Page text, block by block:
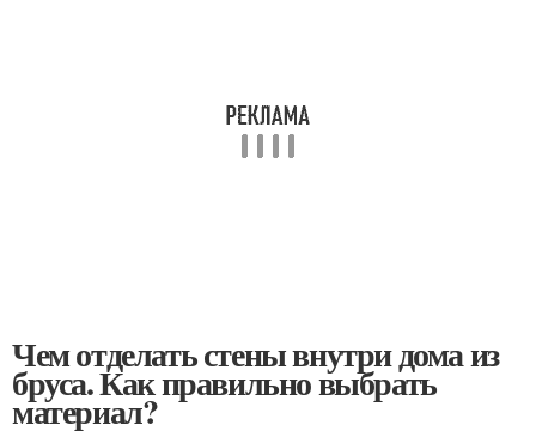
Чем отделать стены внутри дома из
бруса. Как правильно выбрать
материал?